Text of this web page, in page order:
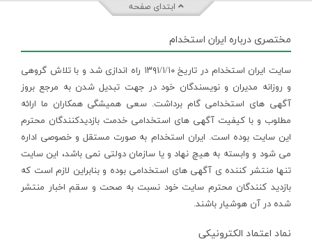
ابتدای صفحه
مختصری درباره ایران استخدام
سایت ایران استخدام در تاریخ ۱۳۹۱/۱/۱۰ راه اندازی شد و با تلاش گروهی
و روزانه مدیران و نویسندگان خود در جهت تبدیل شدن به مرجع بروز
آگهی های استخدامی گام برداشت. سعی همیشگی همکاران ما ارائه
مطلوب و با کیفیت آگهی های استخدامی خدمت بازدیدکنندگان محترم
این سایت بوده است. ایران استخدام به صورت مستقل و خصوصی اداره
می شود و وابسته به هیچ نهاد و یا سازمان دولتی نمی باشد، این سایت
تنها منتشر کننده ی آگهی های استخدامی بوده و بنابراین لازم است که
بازدید کنندگان محترم سایت خود نسبت به صحت و سقم اخبار منتشر
شده در آن هوشیار باشند.
نماد اعتماد الکترونیکی